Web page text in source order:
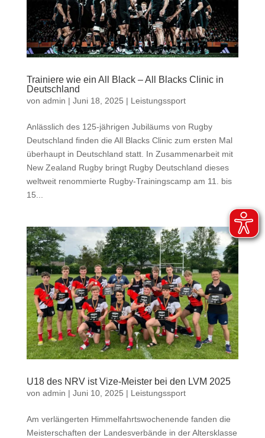
Trainiere wie ein All Black – All Blacks Clinic in
Deutschland
von admin | Juni 18, 2025 | Leistungssport
Anlässlich des 125-jährigen Jubiläums von Rugby
Deutschland finden die All Blacks Clinic zum ersten Mal
überhaupt in Deutschland statt. In Zusammenarbeit mit
New Zealand Rugby bringt Rugby Deutschland dieses
weltweit renommierte Rugby-Trainingscamp am 11. bis
15...
U18 des NRV ist Vize-Meister bei den LVM 2025
von admin | Juni 10, 2025 | Leistungssport
Am verlängerten Himmelfahrtswochenende fanden die
Meisterschaften der Landesverbände in der Altersklasse